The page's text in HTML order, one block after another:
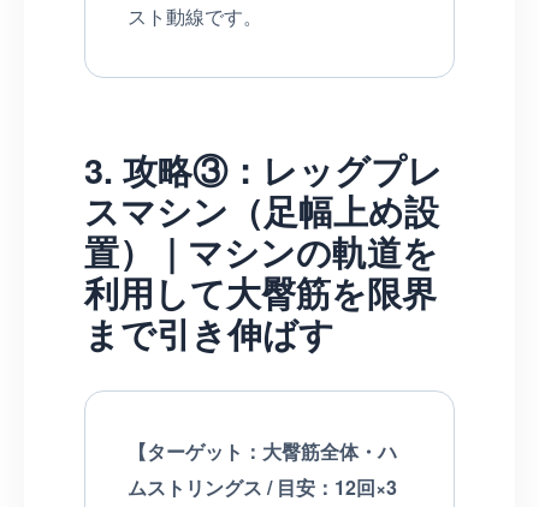
スト動線です。
3. 攻略③：レッグプレ
スマシン（足幅上め設
置）｜マシンの軌道を
利用して大臀筋を限界
まで引き伸ばす
【ターゲット：大臀筋全体・ハ
ムストリングス / 目安：12回×3